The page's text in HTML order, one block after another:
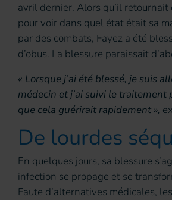
avril dernier. Alors qu’il
pour voir dans quel état était sa
par des combats, Fayez a été
d’obus. La blessure paraissait
« Lorsque j’ai été blessé, je suis
médecin et j’ai suivi le traitement
que cela guérirait rapidement »,
De lourdes
En quelques jours, sa blessure
infection se propage et se
Faute d’alternatives médicales,